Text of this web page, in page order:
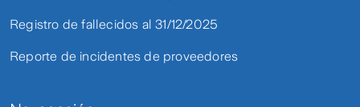
Registro de fallecidos al 31/12/2025
Reporte de incidentes de proveedores